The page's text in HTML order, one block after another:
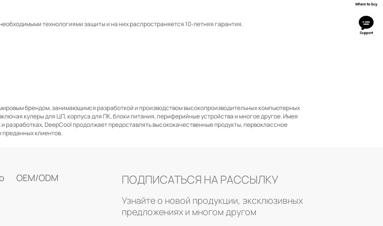
технологиями защиты и на них распространяется 10-летняя гарантия.
брендом, занимающимся разработкой и производством высокопроизводительных компьютерных
кулеры для ЦП, корпуса для ПК, блоки питания, периферийные устройства и многое другое. Имея
разработках, DeepCool продолжает предоставлять высококачественные продукты, первоклассное
клиентов.
OEM/ODM ПОДПИСАТЬСЯ НА РАССЫЛКУ
Узнайте о новой продукции, эксклюзивных
предложениях и многом другом